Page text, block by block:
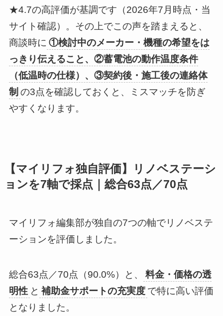
★4.7の高評価が基調です（2026年7月時点・当
サイト確認）。その上でこの声を踏まえると、
商談時に ①検討中のメーカー・機種の希望をは
っきり伝えること、②蓄電池の動作温度条件
（低温時の仕様）、③契約後・施工後の連絡体
制 の3点を確認しておくと、ミスマッチを防ぎ
やすくなります。
【マイリフォ独自評価】リノベステーシ
ョンを7軸で採点｜総合63点／70点
マイリフォ編集部が独自の7つの軸でリノベステ
ーションを評価しました。
総合63点／70点（90.0%）と、
料金・価格の透
明性 と 補助金サポートの充実度 で特に高い評価
となりました。